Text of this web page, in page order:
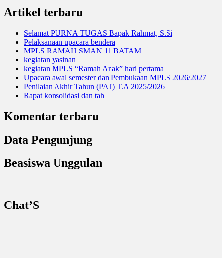
Artikel terbaru
Selamat PURNA TUGAS Bapak Rahmat, S.Si
Pelaksanaan upacara bendera
MPLS RAMAH SMAN 11 BATAM
kegiatan yasinan
kegiatan MPLS “Ramah Anak” hari pertama
Upacara awal semester dan Pembukaan MPLS 2026/2027
Penilaian Akhir Tahun (PAT) T.A 2025/2026
Rapat konsolidasi dan tah
Komentar terbaru
Data Pengunjung
Beasiswa Unggulan
Chat’S